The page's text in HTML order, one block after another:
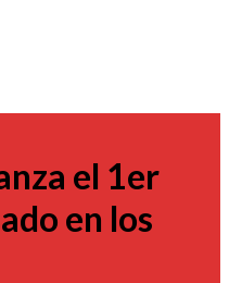
el 1er
en los